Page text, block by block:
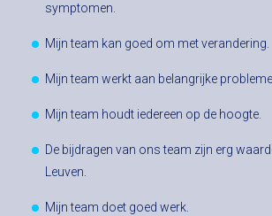
symptomen.
Mijn team kan goed om met verandering.
Mijn team werkt aan belangrijke
Mijn team houdt iedereen op de hoogte.
De bijdragen van ons team zijn erg
Leuven.
Mijn team doet goed werk.